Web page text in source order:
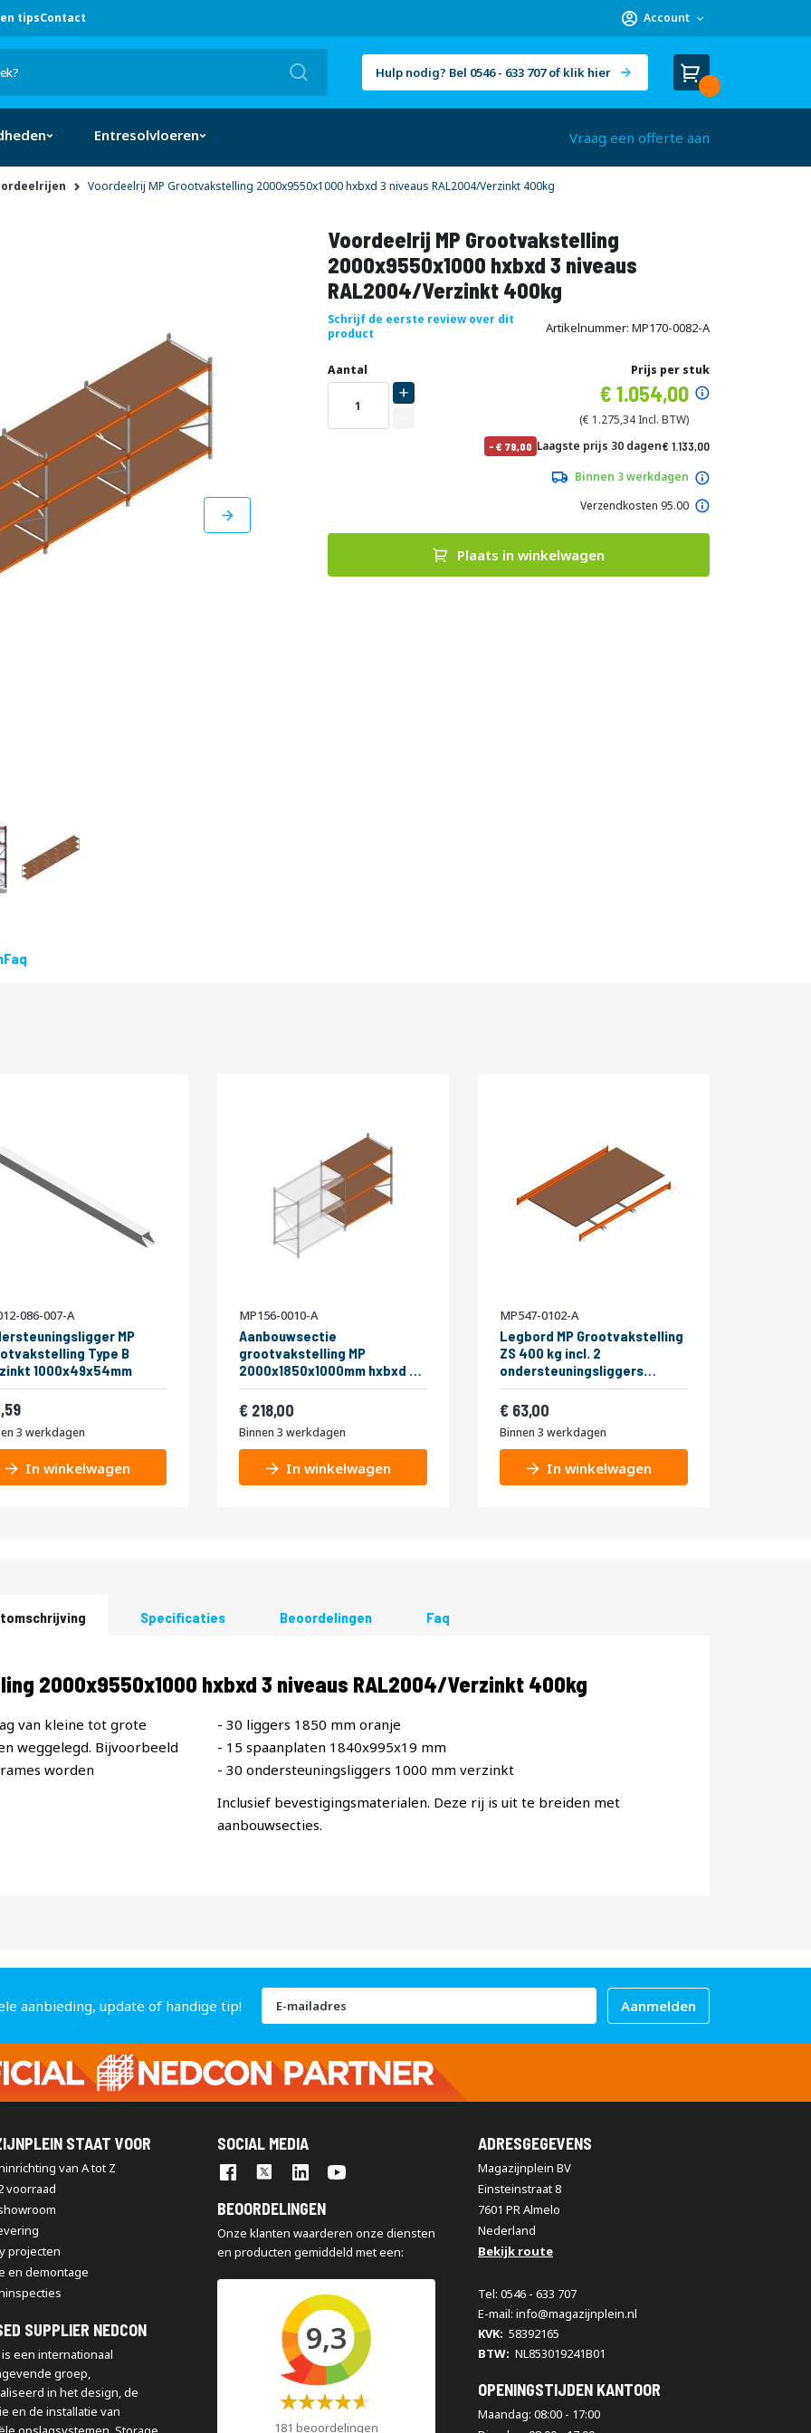
tipsContact Account
Hulp nodig? Bel 0546 - 633 707 of klik hier
Winkelwagen
Cart
Entresolvloeren Vraag een offerte aan
Voordeelrij MP Grootvakstelling 2000x9550x1000 hxbxd 3 niveaus RAL2004/Verzinkt 400kg
Voordeelrij MP Grootvakstelling
2000x9550x1000 hxbxd 3 niveaus
RAL2004/Verzinkt 400kg
Schrijf de eerste review over dit
product
Artikelnummer MP170-0082-A
Uw
aanpassing
DIRECT
LEVERBAAR
Aantal Prijs per stuk
Speciale
prijs
1.054,00
1.275,34
- 79,00 Laagste prijs 30 dagen
Normale
1.133,00
Binnen 3 werkdagen
Verzendkosten 95.00
Plaats in winkelwagen
Faq
086-007-A
MP
Type B
1000x49x54mm
3 werkdagen
In winkelwagen
MP156-0010-A
Aanbouwsectie
grootvakstelling MP
2000x1850x1000mm hxbxd 3
niveaus RAL2004/Verzinkt
400kg
Vanaf
218,00
Binnen 3 werkdagen
In winkelwagen
MP547-0102-A
Legbord MP Grootvakstelling
ZS 400 kg incl. 2
ondersteuningsliggers
1850x1000mm
Vanaf
63,00
Binnen 3 werkdagen
In winkelwagen
2000x9550x1000 hxbxd 3 niveaus RAL2004/Verzinkt 400kg
van kleine tot grote
weggelegd. Bijvoorbeeld
worden
- 30 liggers 1850 mm oranje
- 15 spaanplaten 1840x995x19 mm
- 30 ondersteuningsliggers 1000 mm verzinkt
Inclusief bevestigingsmaterialen. Deze rij is uit te breiden met
aanbouwsecties.
Specificaties Beoordelingen Faq
aanbieding, update of handige tip!
Abonneer
op
onze
nieuwsbrief
Aanmelden
STAAT VOOR
van A tot Z
voorraad
projecten
en demontage
SUPPLIER NEDCON
een internationaal
groep,
in het design, de
en de installatie van
SOCIAL MEDIA
BEOORDELINGEN
Onze klanten waarderen onze diensten
en producten gemiddeld met een:
9,3
Waardering:
181 beoordelingen
ADRESGEGEVENS
Magazijnplein BV
Einsteinstraat 8
7601 PR Almelo
Nederland
Bekijk route
Tel: 0546 - 633 707
E-mail: info@magazijnplein.nl
KVK: 58392165
BTW: NL853019241B01
OPENINGSTIJDEN KANTOOR
Maandag: 08:00 - 17:00